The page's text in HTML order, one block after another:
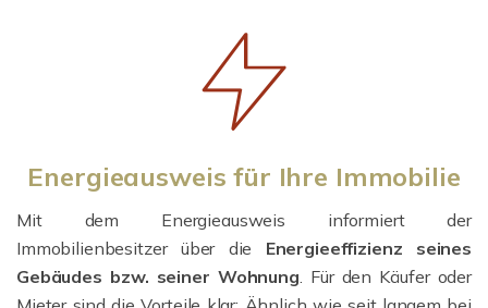
Energieausweis für Ihre Immobilie
Mit dem Energieausweis informiert der
Immobilienbesitzer über die Energieeffizienz seines
Gebäudes bzw. seiner Wohnung. Für den Käufer oder